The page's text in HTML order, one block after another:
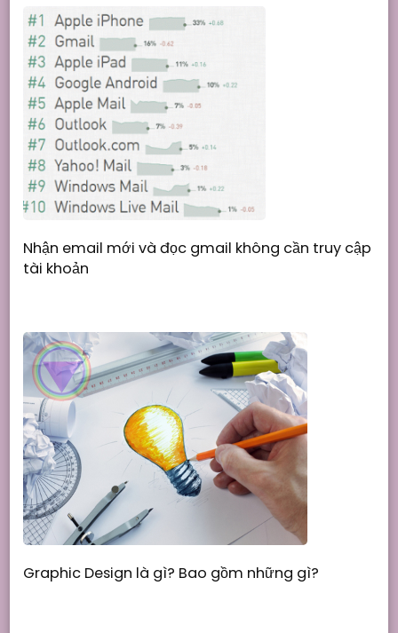
Nhận email mới và đọc gmail không cần truy cập
tài khoản
Graphic Design là gì? Bao gồm những gì?